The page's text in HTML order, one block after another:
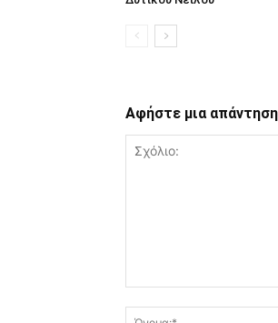
Αφήστε μια απάντηση